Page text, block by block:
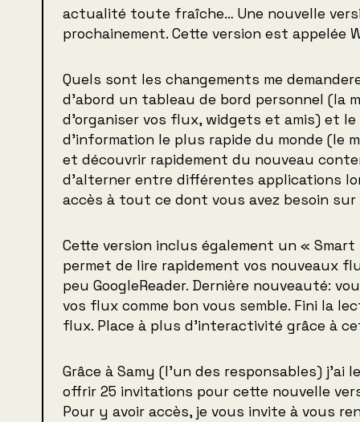
actualité toute fraîche… Une nouvelle
prochainement. Cette version est appelée
Quels sont les changements me
d’abord un tableau de bord personnel (la
d’organiser vos flux, widgets et amis) et
d’information le plus rapide du monde (le
et découvrir rapidement du nouveau
d’alterner entre différentes applications
accès à tout ce dont vous avez besoin sur
Cette version inclus également un «
permet de lire rapidement vos nouveaux
peu GoogleReader. Dernière nouveauté:
vos flux comme bon vous semble. Fini la
flux. Place à plus d’interactivité grâce à
Grâce à Samy (l’un des responsables) j’ai
offrir 25 invitations pour cette nouvelle
Pour y avoir accès, je vous invite à vous